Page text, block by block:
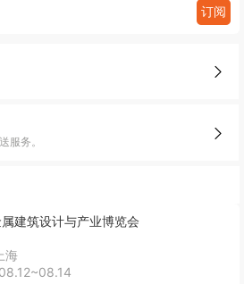
订阅
服务。
建筑设计与产业博览会
海